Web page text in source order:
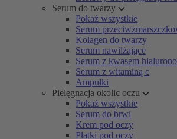
Serum do twarzy
Pokaż wszystkie
Serum
Kolagen do twarzy
Serum nawilżające
Serum z kwasem
Serum z witaminą c
Ampułki
Pielęgnacja okolic oczu
Pokaż wszystkie
Serum do brwi
Krem pod oczy
Płatki pod oczy